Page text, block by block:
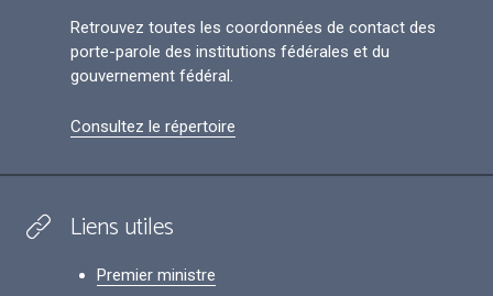
Retrouvez toutes les coordonnées de contact des
porte-parole des institutions fédérales et du
gouvernement fédéral.
Consultez le répertoire
Liens utiles
Premier ministre